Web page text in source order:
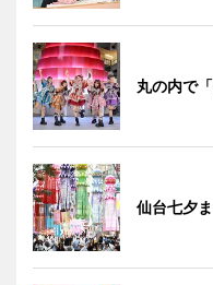
丸の内で
仙台七夕